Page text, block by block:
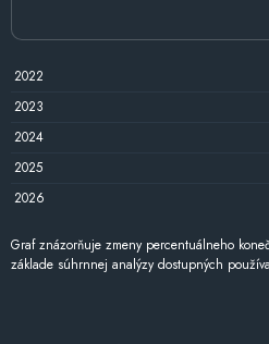
2022
2023
2024
2025
2026
Graf znázorňuje zmeny percentuálneho
základe súhrnnej analýzy dostupných